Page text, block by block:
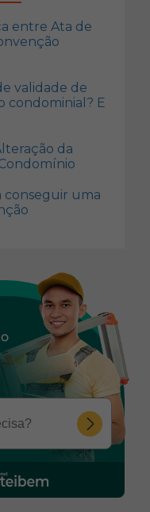
entre Ata de
validade de
condominial? E
da
conseguir uma